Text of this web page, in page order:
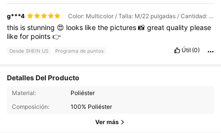
g***4 Color: Multicolor / Talla: M/22 pulgadas / Cantidad: Cocotero 2
this isstunning 😍 looks likethe pictures📸greatquality please
likefor points👉
Desde SHEIN US Programa de puntos Útil (0)
Detalles Del Producto
Material:
Poliéster
Composición:
100% Poliéster
Ver más
723 Seguidores
723 Seguidores